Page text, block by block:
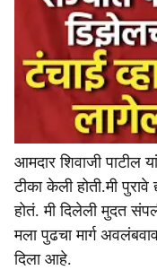
आमदार शिवाजी पाटील
टीका केली होती.मी पुरावे
होतं. मी दिलेली मुदत
मला पुढचा मार्ग
दिला आहे.